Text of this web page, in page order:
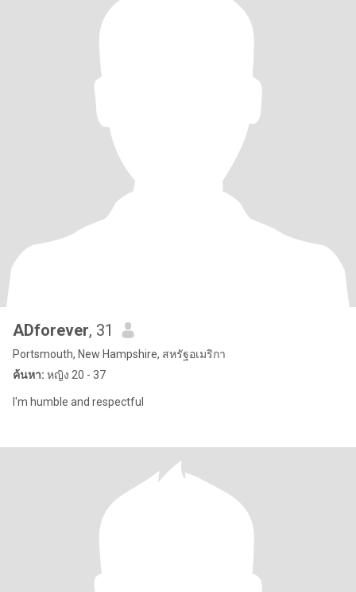
ADforever, 31
Portsmouth, New Hampshire, สหรัฐอเมริกา
ค้นหา: หญิง 20 - 37
I'm humble and respectful